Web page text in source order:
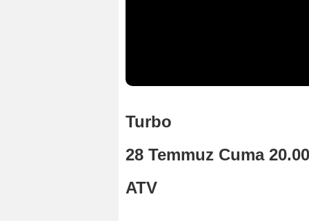
Turbo
28 Temmuz Cuma 20.00
ATV